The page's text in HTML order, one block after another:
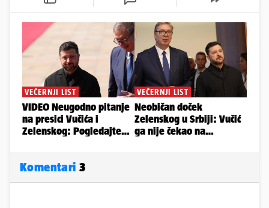
Komentari 3